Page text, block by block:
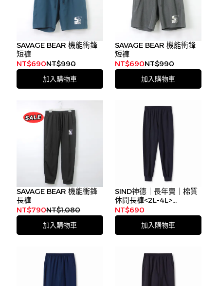
SAVAGE BEAR 機能衝鋒
短褲
NT$690NT$990
加入購物車
SAVAGE BEAR 機能衝鋒
短褲
NT$690NT$990
加入購物車
SAVAGE BEAR 機能衝鋒
長褲
NT$790NT$1,080
加入購物車
SIND神德｜長年賣｜棉質
休閒長褲<2L-4L>
A0003488
NT$690
加入購物車